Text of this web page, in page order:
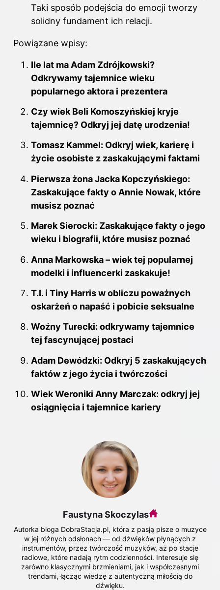
Taki sposób podejścia do emocji tworzy
solidny fundament ich relacji.
Powiązane wpisy:
Ile lat ma Adam Zdrójkowski?
Odkrywamy tajemnice wieku
popularnego aktora i prezentera
Czy wiek Beli Komoszyńskiej kryje
tajemnicę? Odkryj jej datę urodzenia!
Tomasz Kammel: Odkryj wiek, karierę i
życie osobiste z zaskakującymi faktami
Pierwsza żona Jacka Kopczyńskiego:
Zaskakujące fakty o Annie Nowak, które
musisz poznać
Marek Sierocki: Zaskakujące fakty o jego
wieku i biografii, które musisz poznać
Anna Markowska – wiek tej popularnej
modelki i influencerki zaskakuje!
T.I. i Tiny Harris w obliczu poważnych
oskarżeń o napaść i pobicie seksualne
Woźny Turecki: odkrywamy tajemnice
tej fascynującej postaci
Adam Dewódzki: Odkryj 5 zaskakujących
faktów z jego życia i twórczości
Wiek Weroniki Anny Marczak: odkryj jej
osiągnięcia i tajemnice kariery
Faustyna Skoczylas
Autorka bloga DobraStacja.pl, która z pasją pisze o muzyce
w jej różnych odsłonach — od dźwięków płynących z
instrumentów, przez twórczość muzyków, aż po stacje
radiowe, które nadają rytm codzienności. Interesuje się
zarówno klasycznymi brzmieniami, jak i współczesnymi
trendami, łącząc wiedzę z autentyczną miłością do
dźwięku.